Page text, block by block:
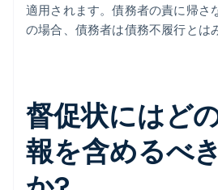
適用されます。債務者の責に帰さ
の場合、債務者は債務不履行とは
督促状にはど
報を含めるべ